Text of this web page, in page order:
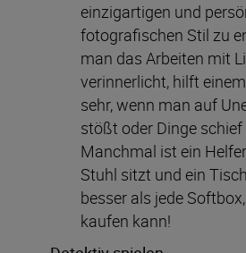
einzigartigen und
fotografischen Stil zu
man das Arbeiten mit
verinnerlicht, hilft
sehr, wenn man auf
stößt oder Dinge schief
Manchmal ist ein
Stuhl sitzt und ein
besser als jede
kaufen kann!